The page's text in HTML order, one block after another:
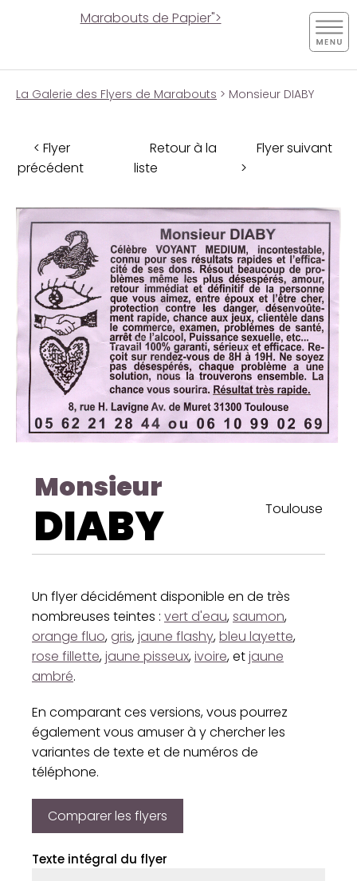
Marabouts de Papier">
La Galerie des Flyers de Marabouts > Monsieur DIABY
< Flyer
précédent
Retour à la
liste
Flyer suivant
>
Monsieur
DIABY Toulouse
Un flyer décidément disponible en de très
nombreuses teintes : vert d'eau,saumon,
orange fluo, gris,jaune flashy,bleu layette,
rose fillette,jaune pisseux,ivoire, etjaune
ambré.
En comparant ces versions, vous pourrez
également vous amuser à y chercher les
variantes de texte et de numéros de
téléphone.
Comparer les flyers
Texte intégral du flyer